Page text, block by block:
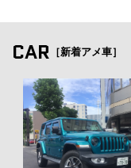
CAR ［新着アメ車］